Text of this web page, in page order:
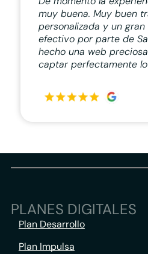
muy buena. Muy buen
personalizada y un
efectivo por parte de
hecho una web
captar perfectamente
PLANES DIGITALES
Plan Desarrollo
Plan Impulsa